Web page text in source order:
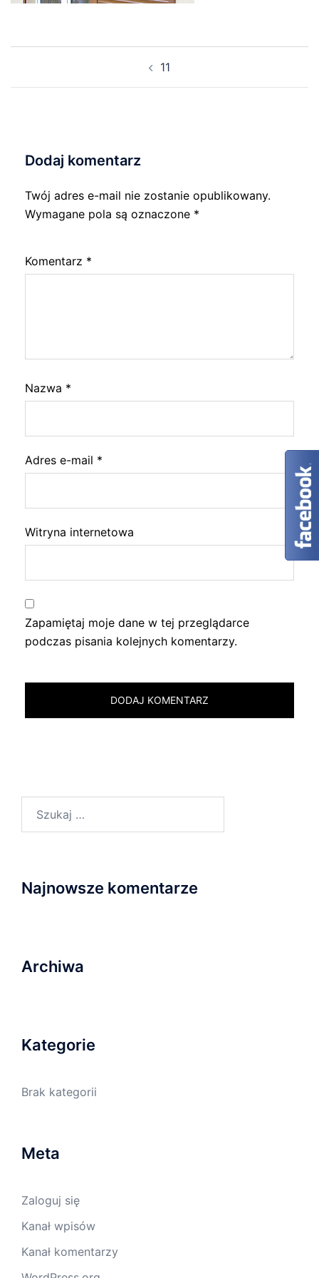
11
Dodaj komentarz
Twój adres e-mail nie zostanie opublikowany.
Wymagane pola są oznaczone *
Komentarz *
Nazwa *
Adres e-mail *
Witryna internetowa
Zapamiętaj moje dane w tej przeglądarce
podczas pisania kolejnych komentarzy.
Najnowsze komentarze
Archiwa
Kategorie
Brak kategorii
Meta
Zaloguj się
Kanał wpisów
Kanał komentarzy